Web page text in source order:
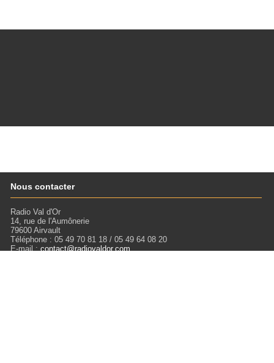
Nous contacter
Radio Val d'Or
14, rue de l'Aumônerie
79600 Airvault
Téléphone : 05 49 70 81 18 / 05 49 64 08 20
E-mail :contact@radiovaldor.com